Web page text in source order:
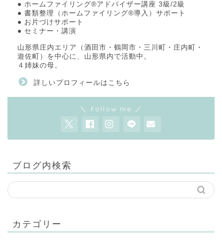
● ホームファイリング®アドバイザー講座 3級/2級
● 書類整理（ホームファイリング®導入）サポート
● お片づけサポート
● セミナー・講演
山形県庄内エリア（酒田市・鶴岡市・三川町・庄内町・
遊佐町）を中心に、山形県内で活動中。
４姉妹の母。
詳しいプロフィールはこちら
＼ Follow me ／
ブログ内検索
カテゴリー